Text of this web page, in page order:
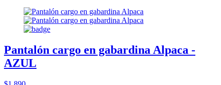
Pantalón cargo en gabardina Alpaca -
AZUL